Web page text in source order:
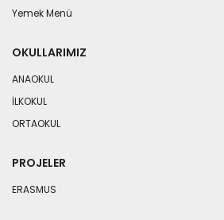
Yemek Menü
OKULLARIMIZ
ANAOKUL
İLKOKUL
ORTAOKUL
PROJELER
ERASMUS